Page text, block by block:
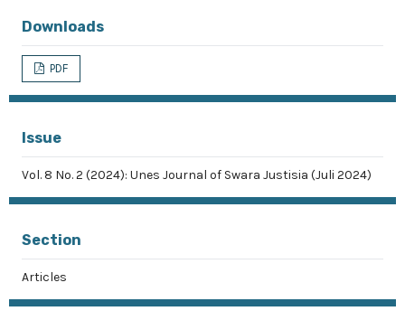
Downloads
PDF
Issue
Vol. 8 No. 2 (2024): Unes Journal of Swara Justisia (Juli 2024)
Section
Articles